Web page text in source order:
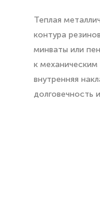
Теплая
контура
минваты или
к
внутренняя
долговечность